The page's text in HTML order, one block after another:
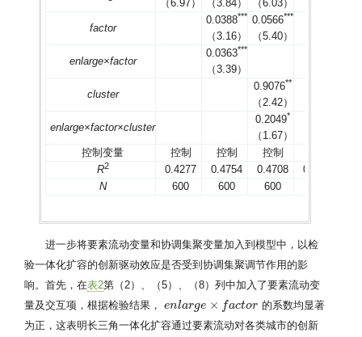
（6.97） （3.84） （6.03）
factor
0.0388***
（3.16）
0.0566***
（5.40）
enlarge×factor
0.0363***
（3.39）
cluster
0.9076**
（2.42）
enlarge×factor×cluster
0.2049*
（1.67）
控制变量
控制 控制 控制
R2 0.4277 0.4754 0.4708 0.4498
N
600 600 600
进一步将要素流动变量和协调集聚变量加入到模型中，以检
验一体化扩容的创新驱动效应是否受到协调集聚调节作用的影
响。首先，在表2第（2）、（5）、（8）列中加入了要素流动变
量及交互项，根据检验结果，
enlarge × factor
enlarge×f ac or
的系数均显著
为正，这表明长三角一体化扩容通过要素流动对各类城市的创新